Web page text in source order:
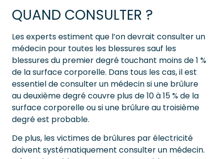
QUAND CONSULTER ?
Les experts estiment que l’on devrait consulter un
médecin pour toutes les blessures sauf les
blessures du premier degré touchant moins de 1 %
de la surface corporelle. Dans tous les cas, il est
essentiel de consulter un médecin si une brûlure
au deuxième degré couvre plus de 10 à 15 % de la
surface corporelle ou si une brûlure au troisième
degré est probable.
De plus, les victimes de brûlures par électricité
doivent systématiquement consulter un médecin.